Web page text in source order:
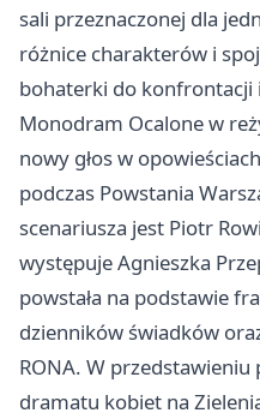
sali przeznaczonej dla
różnice charakterów i
bohaterki do konfrontacji
Monodram Ocalone w
nowy głos w
podczas Powstania
scenariusza jest Piotr
występuje Agnieszka
powstała na podstawie
dzienników świadków
RONA. W
dramatu kobiet na